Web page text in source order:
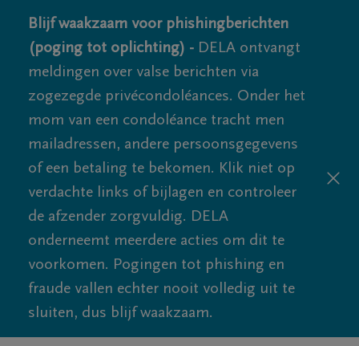
Blijf waakzaam voor phishingberichten
(poging tot oplichting) - DELA ontvangt
meldingen over valse berichten via
zogezegde privécondoléances. Onder het
mom van een condoléance tracht men
mailadressen, andere persoonsgegevens
of een betaling te bekomen. Klik niet op
verdachte links of bijlagen en controleer
de afzender zorgvuldig. DELA
onderneemt meerdere acties om dit te
voorkomen. Pogingen tot phishing en
fraude vallen echter nooit volledig uit te
sluiten, dus blijf waakzaam.